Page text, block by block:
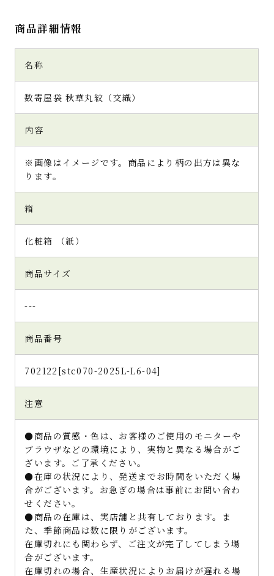
商品詳細情報
名称
数寄屋袋 秋草丸紋（交織）
内容
※画像はイメージです。商品により柄の出方は異な
ります。
箱
化粧箱 （紙）
商品サイズ
---
商品番号
702122[stc070-2025L-L6-04]
注意
●商品の質感・色は、お客様のご使用のモニターや
ブラウザなどの環境により、実物と異なる場合がご
ざいます。ご了承ください。
●在庫の状況により、発送までお時間をいただく場
合がございます。お急ぎの場合は事前にお問い合わ
せください。
●商品の在庫は、実店舗と共有しております。ま
た、季節商品は数に限りがございます。
在庫切れにも関わらず、ご注文が完了してしまう場
合がございます。
在庫切れの場合、生産状況によりお届けが遅れる場